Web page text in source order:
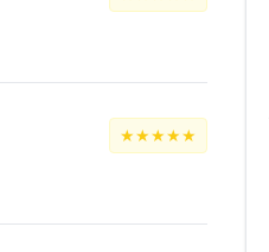
★★★★★